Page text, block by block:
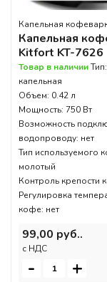
Капельная
Капельная
Kitfort KT-7626
Товар в наличииТип:
капельная
Объем: 0.42 л
Мощность: 750 Вт
Возможность
водопроводу: нет
Тип используемого
молотый
Контроль крепости
Регулировка
кофе: нет
99,00 руб..
c НДС
- +